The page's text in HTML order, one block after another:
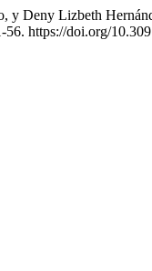
y Deny Lizbeth
56. https://doi.org/